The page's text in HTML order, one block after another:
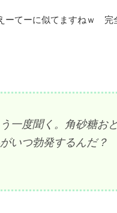
ーてーに似てますねｗ 完
一度聞く。角砂糖お
いつ勃発するんだ？